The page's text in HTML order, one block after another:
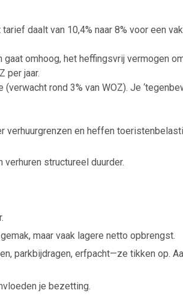
daalt van 10,4% naar 8% voor een
omhoog, het heffingsvrij vermogen
per jaar.
rond 3% van WOZ). Je
verhuurgrenzen en heffen
structureel duurder.
maar vaak lagere netto opbrengst.
parkbijdragen, erfpacht—ze tikken op.
je bezetting.